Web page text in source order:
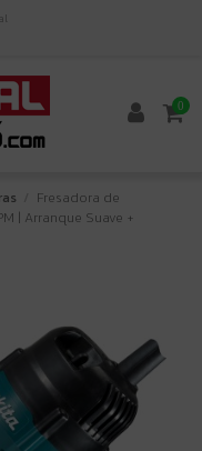
0
Fresadora de
| Arranque Suave +